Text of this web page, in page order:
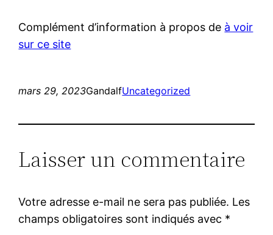
Complément d’information à propos de à voir
sur ce site
mars 29, 2023GandalfUncategorized
Laisser un commentaire
Votre adresse e-mail ne sera pas publiée. Les
champs obligatoires sont indiqués avec *